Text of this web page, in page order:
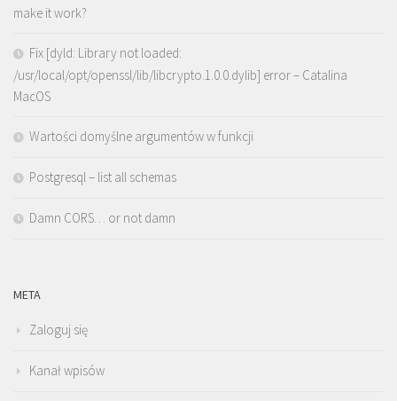
make it work?
Fix [dyld: Library not loaded:
/usr/local/opt/openssl/lib/libcrypto.1.0.0.dylib] error – Catalina
MacOS
Wartości domyślne argumentów w funkcji
Postgresql – list all schemas
Damn CORS… or not damn
META
Zaloguj się
Kanał wpisów